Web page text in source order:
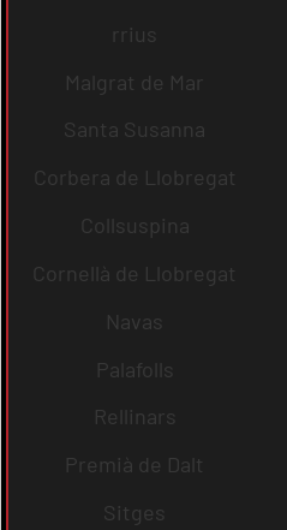
rrius
Malgrat de Mar
Santa Susanna
Corbera de Llobregat
Collsuspina
Cornellà de Llobregat
Navas
Palafolls
Rellinars
Premià de Dalt
Sitges